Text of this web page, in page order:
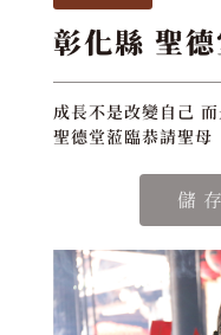
彰化縣 聖德
成長不是改變自己
聖德堂蒞臨恭請聖母
儲